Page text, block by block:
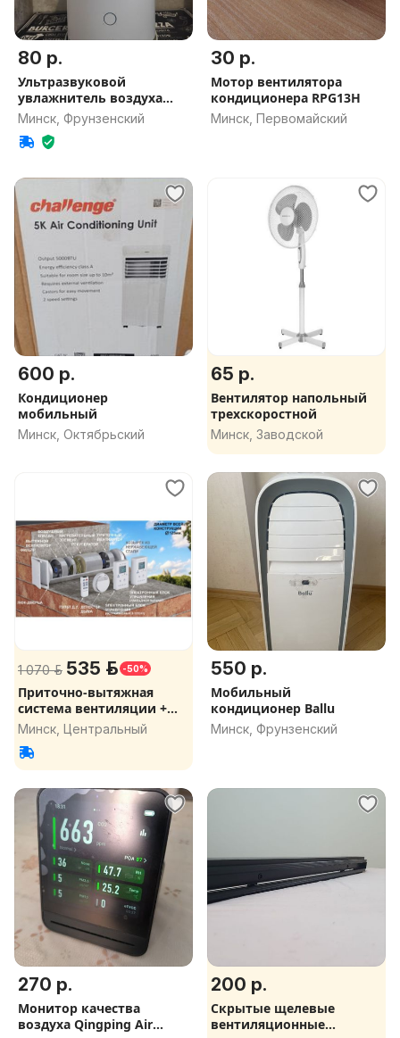
80 р.
Ультразвуковой
увлажнитель воздуха
Xiaomi Mi Smart
Минск, Фрунзенский
30 р.
Мотор вентилятора
кондиционера RPG13H
Минск, Первомайский
600 р.
Кондиционер
мобильный
Минск, Октябрьский
65 р.
Вентилятор напольный
трехскоростной
Минск, Заводской
1 070 р. 535 р. -50%
Приточно-вытяжная
система вентиляции +
рекуперация
Минск, Центральный
550 р.
Мобильный
кондиционер Ballu
Минск, Фрунзенский
270 р.
Монитор качества
воздуха Qingping Air
200 р.
Скрытые щелевые
вентиляционные